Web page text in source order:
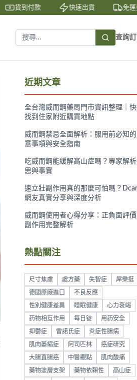
貨到付款 快速出貨 免運費
查詢
近期文章
全台灣威而鋼藥局門市資訊整理｜
找到住家附近購買地點
威而鋼禁忌全面解析：服用前必知
意事項與安全指南
吃威而鋼能緩解高山症嗎？專家解
思與事實
速立壯副作用真的那麼可怕嗎？
網友真實分享與深度分析
威而鋼使用者心得分享：正負面評
副作用完整解析
熱點關注
尺寸焦慮 處方藥 失智症 犀樂挺
德國原廠進口 不良反應
性別健康差異 睡眠健康 心力衰竭
药物相互作用 每日锭 用药安全
抑鬱症 雷諾氏症 炎症性腸病
肌肉萎縮症 阿司匹林 癌症研究
大腸直腸癌 中醫觀點 肌肉酸痛
藥物塗層支架 藥物依賴性 高山症